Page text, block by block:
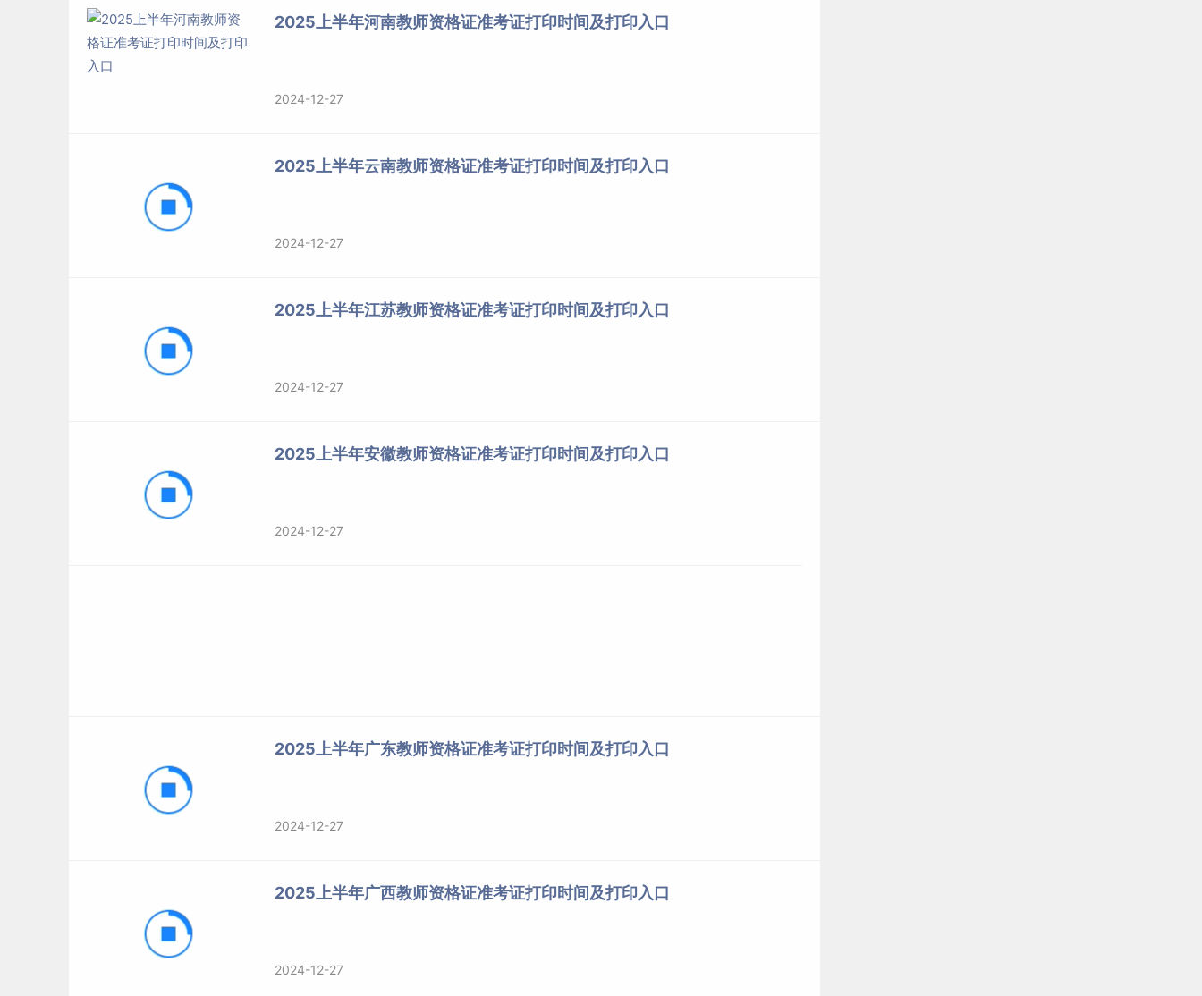
2025上半年河南教师资格证准考证打印时间及打印入口
2024-12-27
2025上半年云南教师资格证准考证打印时间及打印入口
2024-12-27
2025上半年江苏教师资格证准考证打印时间及打印入口
2024-12-27
2025上半年安徽教师资格证准考证打印时间及打印入口
2024-12-27
2025上半年广东教师资格证准考证打印时间及打印入口
2024-12-27
2025上半年广西教师资格证准考证打印时间及打印入口
2024-12-27